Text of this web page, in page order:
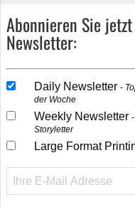
Abonnieren Sie
Newsletter:
Daily Newsletter
der Woche
Weekly Newsletter
Storyletter
Large Format